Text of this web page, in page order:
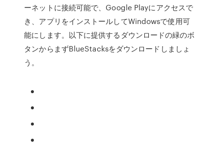
ーネットに接続可能で、Google Playにアクセスで
き、アプリをインストールしてWindowsで使用可
能にします。以下に提供するダウンロードの緑のボ
タンからまずBlueStacksをダウンロードしましょ
う。